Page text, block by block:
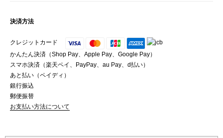
決済方法
クレジットカード
かんたん決済（Shop Pay、Apple Pay、Google Pay）
スマホ決済（楽天ペイ、PayPay、au Pay、d払い）
あと払い（ペイディ）
銀行振込
郵便振替
お支払い方法について